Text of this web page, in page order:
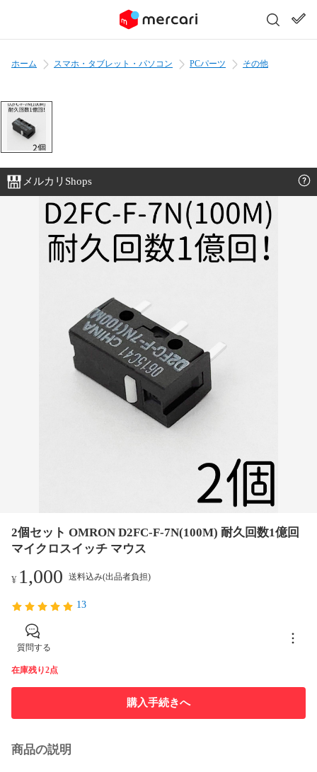
ホーム スマホ・タブレット・パソコン PCパーツ その他
メルカリShops
2個セット OMRON D2FC-F-7N(100M) 耐久回数1億回
マイクロスイッチ マウス
¥ 1,000 送料込み(出品者負担)
13
質問する
在庫残り2点
購入手続きへ
商品の説明